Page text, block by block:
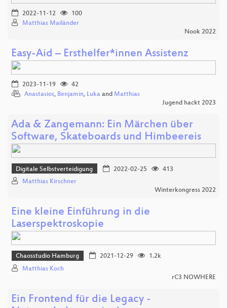
2022-11-12
100
Matthias Mailänder
Nook 2022
Easy-Aid – Ersthelfer*innen Assistenz
2023-11-19
42
Anastasios, Benjamin, Luka and Matthias
Jugend hackt 2023
Ada & Zangemann: Ein Märchen über
Software, Skateboards und Himbeereis
Digitale Selbstverteidigung 2022-02-25
413
Matthias Kirschner
Winterkongress 2022
Eine kleine Einführung in die
Laserspektroskopie
Chaosstudio Hamburg 2021-12-29
1.2k
Matthias Koch
rC3 NOWHERE
Ein Frontend für die Legacy -